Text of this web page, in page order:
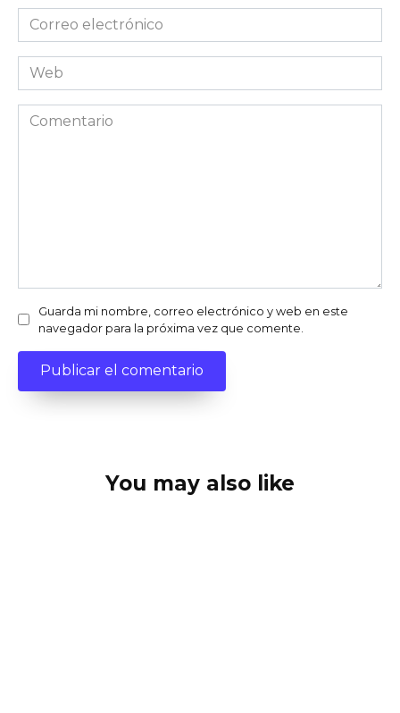
Correo
electrónico
*Web
Comentario
Guarda mi nombre, correo electrónico y web en este
navegador para la próxima vez que comente.
You may also like